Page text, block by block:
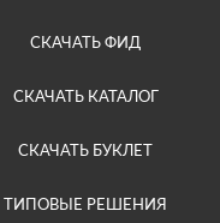
СКАЧАТЬ ФИД
СКАЧАТЬ КАТАЛОГ
СКАЧАТЬ БУКЛЕТ
ТИПОВЫЕ РЕШЕНИЯ